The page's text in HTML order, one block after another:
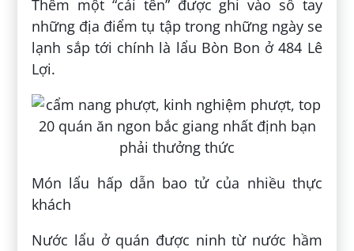
Thêm một “cái tên” được ghi vào sổ tay
những địa điểm tụ tập trong những ngày se
lạnh sắp tới chính là lẩu Bòn Bon ở 484 Lê
Lợi.
Món lẩu hấp dẫn bao tử của nhiều thực
khách
Nước lẩu ở quán được ninh từ nước hầm